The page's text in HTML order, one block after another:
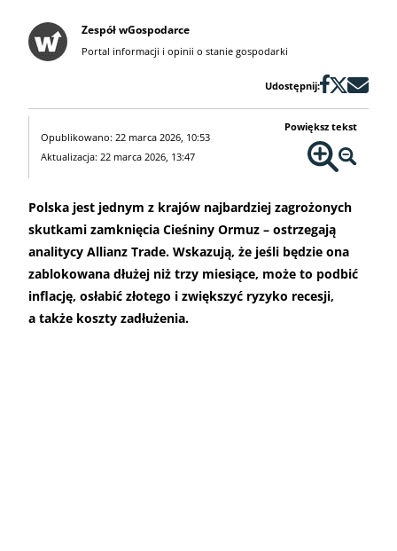
Zespół wGospodarce
Portal informacji i opinii o stanie gospodarki
Udostępnij:
Opublikowano: 22 marca 2026, 10:53
Aktualizacja: 22 marca 2026, 13:47
Powiększ tekst
Polska jest jednym z krajów najbardziej zagrożonych
skutkami zamknięcia Cieśniny Ormuz – ostrzegają
analitycy Allianz Trade. Wskazują, że jeśli będzie ona
zablokowana dłużej niż trzy miesiące, może to podbić
inflację, osłabić złotego i zwiększyć ryzyko recesji,
a także koszty zadłużenia.